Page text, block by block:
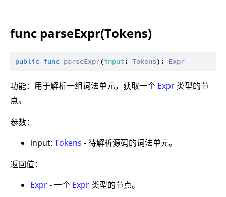
func parseExpr(Tokens)
public func parseExpr(input: Tokens): Expr
功能：用于解析一组词法单元，获取一个 Expr 类型的节
点。
参数：
input: Tokens - 待解析源码的词法单元。
返回值：
Expr- 一个 Expr 类型的节点。